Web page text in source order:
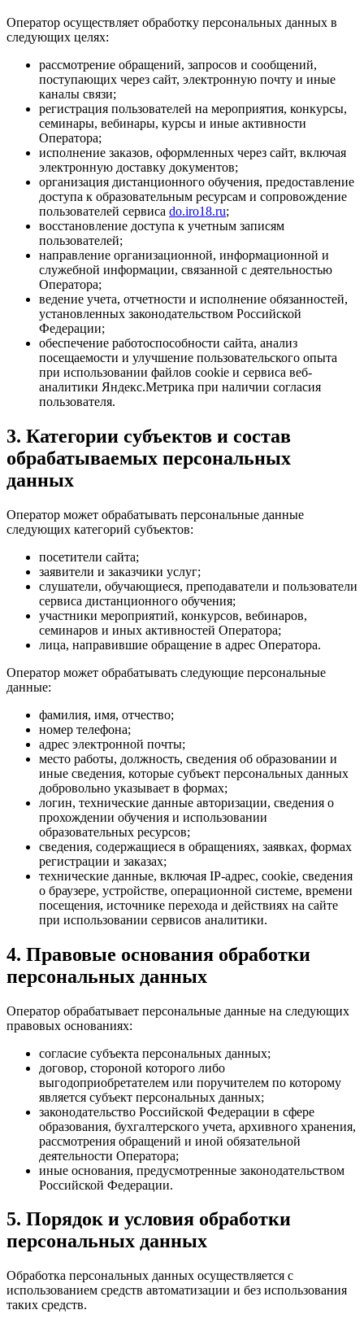
Оператор осуществляет обработку персональных данных в
следующих целях:
рассмотрение обращений, запросов и сообщений,
поступающих через сайт, электронную почту и иные
каналы связи;
регистрация пользователей на мероприятия, конкурсы,
семинары, вебинары, курсы и иные активности
Оператора;
исполнение заказов, оформленных через сайт, включая
электронную доставку документов;
организация дистанционного обучения, предоставление
доступа к образовательным ресурсам и сопровождение
пользователей сервиса do.iro18.ru;
восстановление доступа к учетным записям
пользователей;
направление организационной, информационной и
служебной информации, связанной с деятельностью
Оператора;
ведение учета, отчетности и исполнение обязанностей,
установленных законодательством Российской
Федерации;
обеспечение работоспособности сайта, анализ
посещаемости и улучшение пользовательского опыта
при использовании файлов cookie и сервиса веб-
аналитики Яндекс.Метрика при наличии согласия
пользователя.
3. Категории субъектов и состав
обрабатываемых персональных
данных
Оператор может обрабатывать персональные данные
следующих категорий субъектов:
посетители сайта;
заявители и заказчики услуг;
слушатели, обучающиеся, преподаватели и пользователи
сервиса дистанционного обучения;
участники мероприятий, конкурсов, вебинаров,
семинаров и иных активностей Оператора;
лица, направившие обращение в адрес Оператора.
Оператор может обрабатывать следующие персональные
данные:
фамилия, имя, отчество;
номер телефона;
адрес электронной почты;
место работы, должность, сведения об образовании и
иные сведения, которые субъект персональных данных
добровольно указывает в формах;
логин, технические данные авторизации, сведения о
прохождении обучения и использовании
образовательных ресурсов;
сведения, содержащиеся в обращениях, заявках, формах
регистрации и заказах;
технические данные, включая IP-адрес, cookie, сведения
о браузере, устройстве, операционной системе, времени
посещения, источнике перехода и действиях на сайте
при использовании сервисов аналитики.
4. Правовые основания обработки
персональных данных
Оператор обрабатывает персональные данные на следующих
правовых основаниях:
согласие субъекта персональных данных;
договор, стороной которого либо
выгодоприобретателем или поручителем по которому
является субъект персональных данных;
законодательство Российской Федерации в сфере
образования, бухгалтерского учета, архивного хранения,
рассмотрения обращений и иной обязательной
деятельности Оператора;
иные основания, предусмотренные законодательством
Российской Федерации.
5. Порядок и условия обработки
персональных данных
Обработка персональных данных осуществляется с
использованием средств автоматизации и без использования
таких средств.